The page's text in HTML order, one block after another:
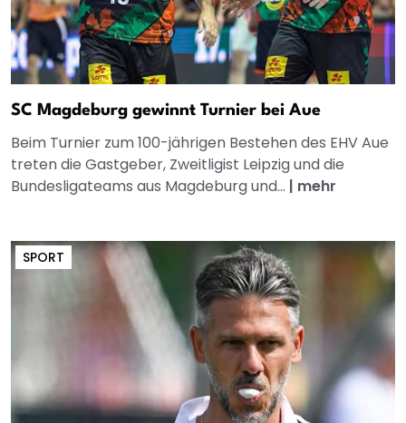
SC Magdeburg gewinnt Turnier bei Aue
Beim Turnier zum 100-jährigen Bestehen des EHV Aue
treten die Gastgeber, Zweitligist Leipzig und die
Bundesligateams aus Magdeburg und... | mehr
SPORT